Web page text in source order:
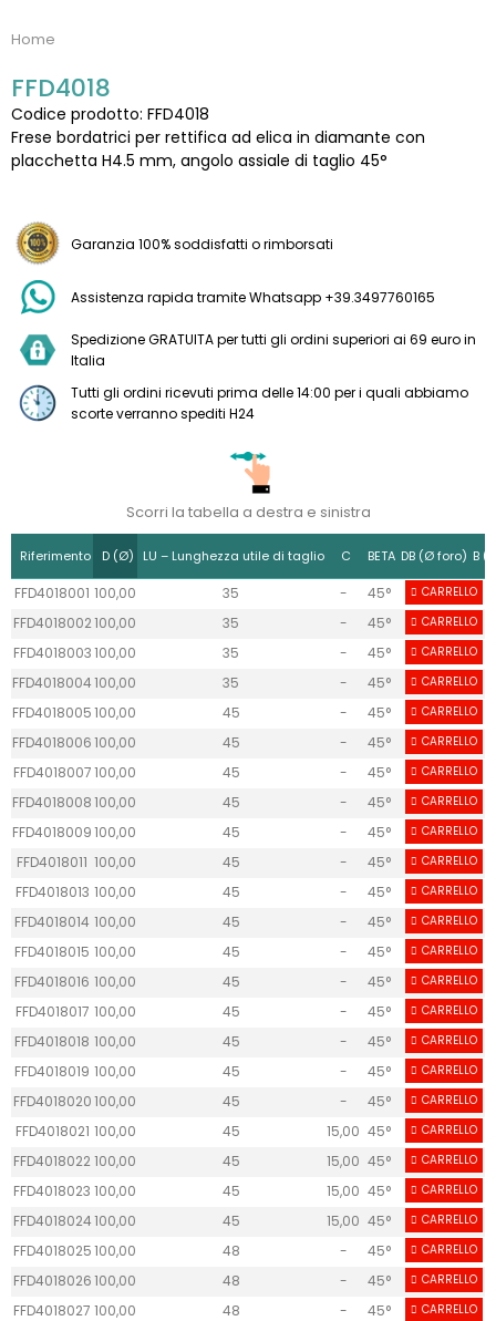
Home
FFD4018
Codice prodotto: FFD4018
Frese bordatrici per rettifica ad elica in diamante con
placchetta H4.5 mm, angolo assiale di taglio 45°
Garanzia 100% soddisfatti o rimborsati
Assistenza rapida tramite Whatsapp +39.3497760165
Spedizione GRATUITA per tutti gli ordini superiori ai 69 euro in
Italia
Tutti gli ordini ricevuti prima delle 14:00 per i quali abbiamo
scorte verranno spediti H24
Scorri la tabella a destra e sinistra
Riferimento D (Ø) LU – Lunghezza utile di taglio C BETA DB (Ø foro) B
FFD4018001 100,00 35 - 45° 30
CARRELLO
FFD4018002100,00 35 - 45° 30
CARRELLO
FFD4018003100,00 35 - 45° 30
CARRELLO
FFD4018004100,00 35 - 45° 30
CARRELLO
FFD4018005100,00 45 - 45° 30
CARRELLO
FFD4018006100,00 45 - 45° 30
CARRELLO
FFD4018007100,00 45 - 45° 30
CARRELLO
FFD4018008100,00 45 - 45° 30
CARRELLO
FFD4018009100,00 45 - 45° 30
CARRELLO
FFD4018011 100,00 45 - 45° 30
CARRELLO
FFD4018013 100,00 45 - 45° 30
CARRELLO
FFD4018014 100,00 45 - 45° 30
CARRELLO
FFD4018015 100,00 45 - 45° 30
CARRELLO
FFD4018016 100,00 45 - 45° 30
CARRELLO
FFD4018017 100,00 45 - 45° 30
CARRELLO
FFD4018018 100,00 45 - 45° 30
CARRELLO
FFD4018019 100,00 45 - 45° 30
CARRELLO
FFD4018020100,00 45 - 45° 30
CARRELLO
FFD4018021 100,00 45 15,00 45° 30
CARRELLO
FFD4018022100,00 45 15,00 45° 30
CARRELLO
FFD4018023 100,00 45 15,00 45° 30
CARRELLO
FFD4018024100,00 45 15,00 45° 30
CARRELLO
FFD4018025100,00 48 - 45° 25
CARRELLO
FFD4018026100,00 48 - 45° 25
CARRELLO
FFD4018027 100,00 48 - 45° 25
CARRELLO